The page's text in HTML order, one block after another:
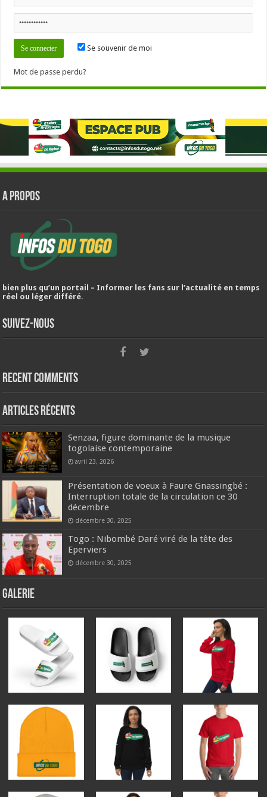
Se souvenir de moi
Mot de passe perdu?
A PROPOS
bien plus qu’un portail – Informer les fans sur l’actualité en temps
réel ou léger différé.
Suivez-nous
Recent Comments
Articles récents
Senzaa, figure dominante de la musique
togolaise contemporaine
avril 23, 2026
Présentation de voeux à Faure Gnassingbé :
Interruption totale de la circulation ce 30
décembre
décembre 30, 2025
Togo : Nibombé Daré viré de la tête des
Eperviers
décembre 30, 2025
GALERIE